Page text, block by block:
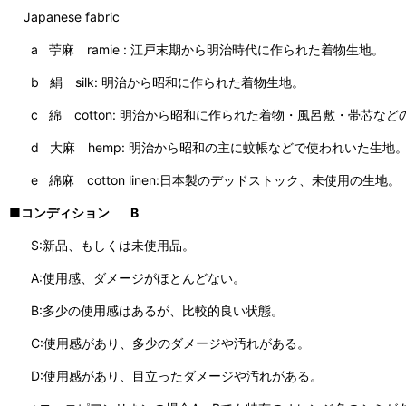
Japanese fabric
a 苧麻 ramie : 江戸末期から明治時代に作られた着物生地。
b 絹 silk: 明治から昭和に作られた着物生地。
c 綿 cotton: 明治から昭和に作られた着物・風呂敷・帯芯などの
d 大麻 hemp: 明治から昭和の主に蚊帳などで使われいた生地。
e 綿麻 cotton linen:日本製のデッドストック、未使用の生地。
■コンディション B
S:新品、もしくは未使用品。
A:使用感、ダメージがほとんどない。
B:多少の使用感はあるが、比較的良い状態。
C:使用感があり、多少のダメージや汚れがある。
D:使用感があり、目立ったダメージや汚れがある。